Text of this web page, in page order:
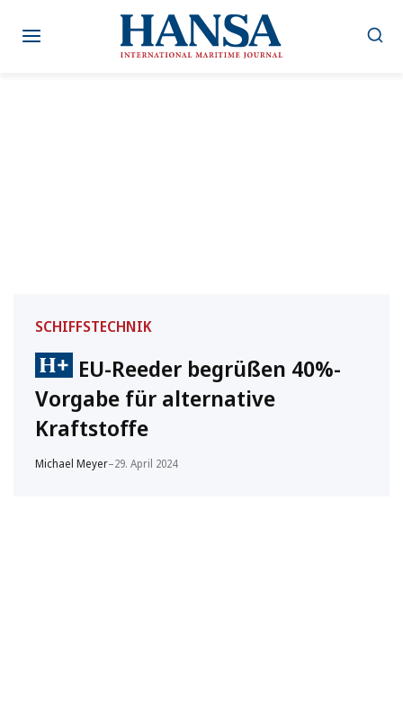
Inhalt
SCHIFFSTECHNIK
EU-Reeder begrüßen 40%-
Vorgabe für alternative
Kraftstoffe
Michael Meyer–29. April 2024